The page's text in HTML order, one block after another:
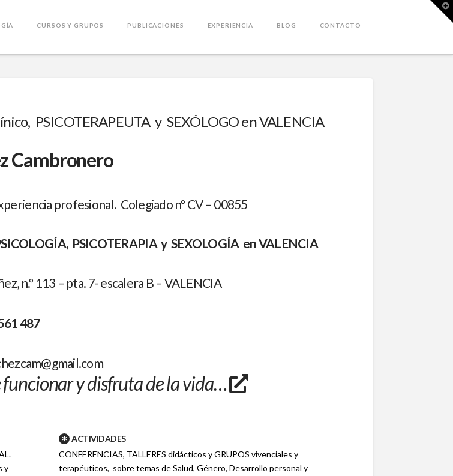
CURSOS Y GRUPOS PUBLICACIONES EXPERIENCIA BLOG CONTACTO
PSICOTERAPEUTA y SEXÓLOGO en VALENCIA
Cambronero
profesional. Colegiado nº CV – 00855
PSICOTERAPIA y SEXOLOGÍA en VALENCIA
n.º 113 – pta. 7- escalera B – VALENCIA
487
y disfruta de la vida…
y
ACTIVIDADES
CONFERENCIAS, TALLERES didácticos y GRUPOS vivenciales y
terapéuticos, sobre temas de Salud, Género, Desarrollo personal y